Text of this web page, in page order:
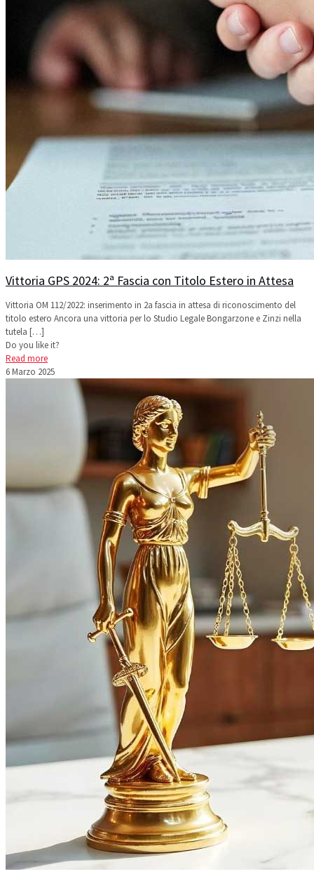
Vittoria GPS 2024: 2ª Fascia con Titolo Estero in Attesa
Vittoria OM 112/2022: inserimento in 2a fascia in attesa di riconoscimento del
titolo estero Ancora una vittoria per lo Studio Legale Bongarzone e Zinzi nella
tutela […]
Do you like it?
Read more
6 Marzo 2025